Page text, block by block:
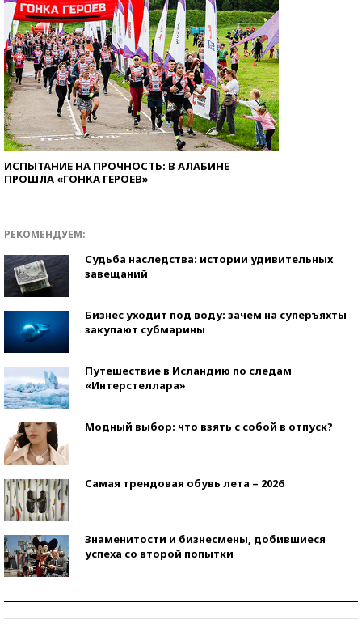
ИСПЫТАНИЕ НА ПРОЧНОСТЬ: В АЛАБИНЕ
ПРОШЛА «ГОНКА ГЕРОЕВ»
РЕКОМЕНДУЕМ:
Судьба наследства: истории удивительных
завещаний
Бизнес уходит под воду: зачем на суперъяхты
закупают субмарины
Путешествие в Исландию по следам
«Интерстеллара»
Модный выбор: что взять с собой в отпуск?
Самая трендовая обувь лета – 2026
Знаменитости и бизнесмены, добившиеся
успеха со второй попытки